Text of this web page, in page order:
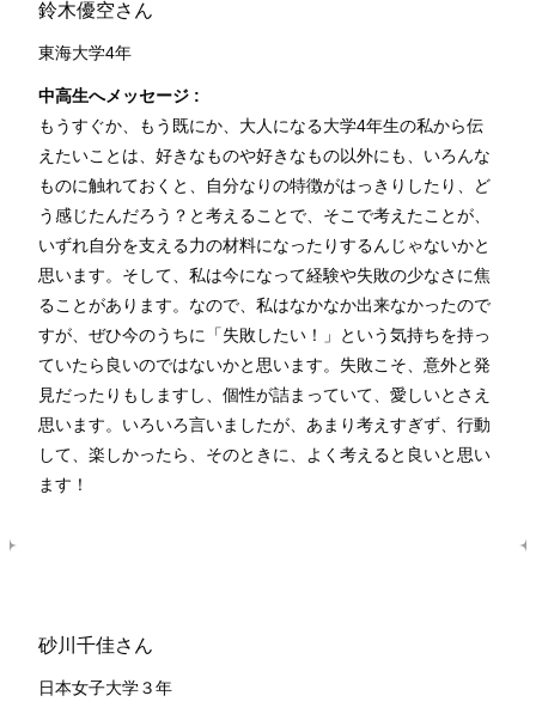
鈴木優空さん
東海大学4年
中高生へメッセージ :
もうすぐか、もう既にか、大人になる大学4年生の私から伝
えたいことは、好きなものや好きなもの以外にも、いろんな
ものに触れておくと、自分なりの特徴がはっきりしたり、ど
う感じたんだろう？と考えることで、そこで考えたことが、
いずれ自分を支える力の材料になったりするんじゃないかと
思います。そして、私は今になって経験や失敗の少なさに焦
ることがあります。なので、私はなかなか出来なかったので
すが、ぜひ今のうちに「失敗したい！」という気持ちを持っ
ていたら良いのではないかと思います。失敗こそ、意外と発
見だったりもしますし、個性が詰まっていて、愛しいとさえ
思います。いろいろ言いましたが、あまり考えすぎず、行動
して、楽しかったら、そのときに、よく考えると良いと思い
ます！
砂川千佳さん
日本女子大学３年